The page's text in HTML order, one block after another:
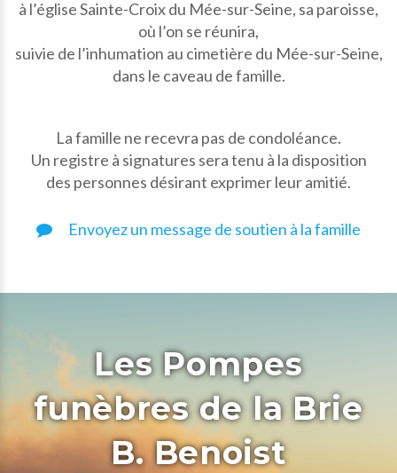
à l’église Sainte-Croix du Mée-sur-Seine, sa paroisse,
où l’on se réunira,
suivie de l’inhumation au cimetière du Mée-sur-Seine,
dans le caveau de famille.
La famille ne recevra pas de condoléance.
Un registre à signatures sera tenu à la disposition
des personnes désirant exprimer leur amitié.
Envoyez un message de soutien à la famille
Les Pompes
funèbres de la Brie
B. Benoist